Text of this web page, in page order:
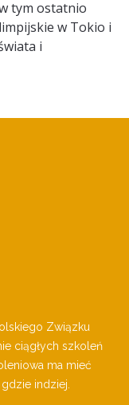
tym ostatnio
w Tokio i
i
Związku
ciągłych szkoleń
ma mieć
indziej.